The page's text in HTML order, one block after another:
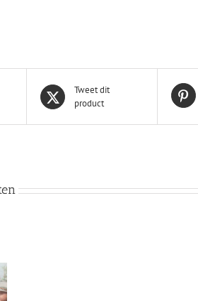
Tweet dit
product